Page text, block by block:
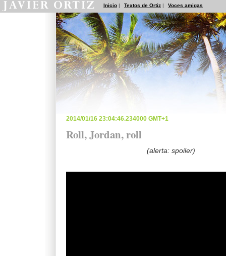
Inicio | Textos de Ortiz | Voces amigas
2014/01/16 23:04:46.234000 GMT+1
Roll, Jordan, roll
(alerta: spoiler)